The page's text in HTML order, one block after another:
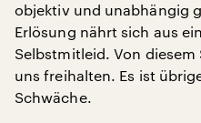
objektiv und unabhängig
Erlösung nährt sich aus
Selbstmitleid. Von
uns freihalten. Es ist
Schwäche.